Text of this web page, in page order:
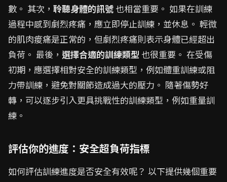
數。 其次， 聆聽身體的訊號也相當重要。 如果在訓練
過程中感到劇烈疼痛，應立即停止訓練，並休息。 輕微
的肌肉痠痛是正常的，但劇烈疼痛則表示身體已經超出
負荷。 最後， 選擇合適的訓練類型 也很重要。 在受傷
初期，應選擇相對安全的訓練類型，例如體重訓練或阻
力帶訓練，避免對關節造成過大的壓力。 隨著傷勢好
轉，可以逐步引入更具挑戰性的訓練類型，例如重量訓
練。
評估你的進度：安全超負荷指標
如何評估訓練進度是否安全有效呢？ 以下提供幾個重要